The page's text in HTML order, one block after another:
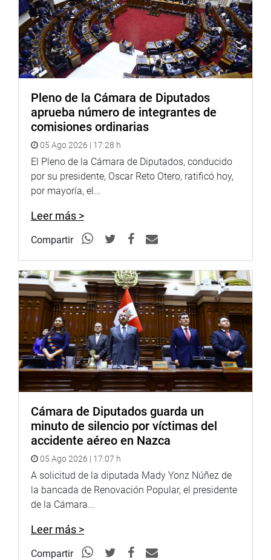
Sistema de Archivo Fotográfico
(SAF):http://www4.congreso.gob.pe/fotografia.asp
Pleno de la Cámara de Diputados
aprueba número de integrantes de
comisiones ordinarias
05 Ago 2026 | 17:28 h
El Pleno de la Cámara de Diputados, conducido
por su presidente, Oscar Reto Otero, ratificó hoy,
por mayoría, el...
Leer más >
Compartir
Cámara de Diputados guarda un
minuto de silencio por víctimas del
accidente aéreo en Nazca
05 Ago 2026 | 17:07 h
A solicitud de la diputada Mady Yonz Núñez de
la bancada de Renovación Popular, el presidente
de la Cámara...
Leer más >
Compartir